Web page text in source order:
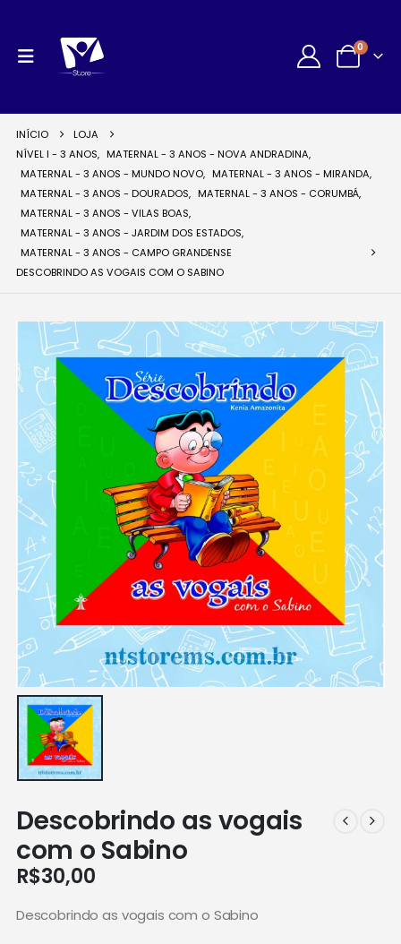
0
INÍCIO
LOJA
NÍVEL I - 3 ANOS, MATERNAL - 3 ANOS - NOVA ANDRADINA,
MATERNAL - 3 ANOS - MUNDO NOVO, MATERNAL - 3 ANOS - MIRANDA,
MATERNAL - 3 ANOS - DOURADOS, MATERNAL - 3 ANOS - CORUMBÁ,
MATERNAL - 3 ANOS - VILAS BOAS,
MATERNAL - 3 ANOS - JARDIM DOS ESTADOS,
MATERNAL - 3 ANOS - CAMPO GRANDENSE
DESCOBRINDO AS VOGAIS COM O SABINO
Descobrindo as vogais
com o Sabino
R$30,00
Descobrindo as vogais com o Sabino